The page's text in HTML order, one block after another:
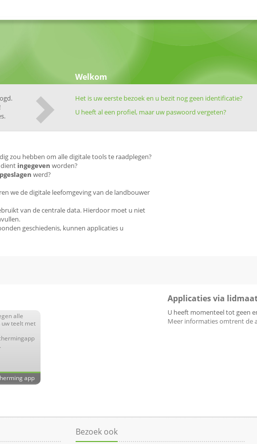
Welkom
Het is uw eerste bezoek en u bezit nog geen identificatie?
U heeft al een profiel, maar uw paswoord vergeten?
zou hebben om alle digitale tools te raadplegen?
dient ingegeven worden?
werd?
we de digitale leefomgeving van de landbouwer
van de centrale data. Hierdoor moet u niet
geschiedenis, kunnen applicaties u
app
alle
teelt met
Applicaties via
U heeft momenteel tot geen
Meer informaties omtrent de
Bezoek ook